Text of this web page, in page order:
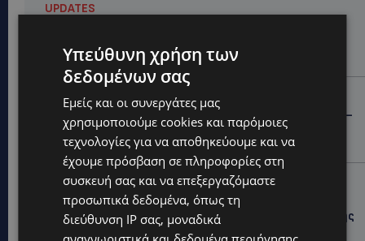
UPDATES
μία νύχτα – Η παράβαση που κυριάρχησε στους
ελέγχους
STORIES
ΓΕΝΕΘΛΙΟΣ ΗΜΕΡΑ: Η ηλικία είναι μόνο ένας αριθμός –
Οι άνθρωποι και οι στιγμές είναι η πραγματική μας
ιστορία
STORIES
ΕΛΕΝΑ ΑΝΤΩΝΙΑΔΟΥ: Αγώνας ζωής για τη 37χρονη
μητέρα τριών παιδιών – Έρανος για τη θεραπεία της
Υπεύθυνη χρήση των
δεδομένων σας
Εμείς και οι συνεργάτες μας
χρησιμοποιούμε cookies και παρόμοιες
τεχνολογίες για να αποθηκεύουμε και να
έχουμε πρόσβαση σε πληροφορίες στη
συσκευή σας και να επεξεργαζόμαστε
προσωπικά δεδομένα, όπως τη
διεύθυνση IP σας, μοναδικά